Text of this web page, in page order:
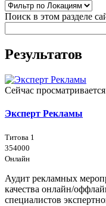
Поиск в этом разделе
Результатов
Сейчас просматривается
Эксперт Рекламы
Титова 1
354000
Онлайн
Аудит рекламных
качества онлайн/
специалистов